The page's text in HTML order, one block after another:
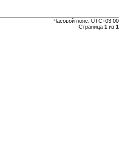
Часовой пояс: UTC+03:00
Страница 1из 1